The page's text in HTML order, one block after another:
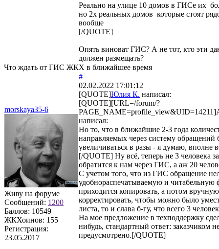
Реально на улице 10 домов в ГИСе их
но 2х реальных домов которые стоят
вообще
[/QUOTE]
Опять виноват ГИС? А не тот, кто эти
должен размещать?
Что ждать от ГИС ЖКХ в ближайшее время
morskaya35-6
Живу на форуме
Сообщений: 1200
Баллов: 10549
ЖКХоинов: 155
Регистрация:
23.05.2017
#
02.02.2022 17:01:12
[QUOTE]Юлия К. написал:
[QUOTE][URL=/forum/?
написал:
Но то, что в ближайшие 2-3 года
направляемых через систему обращений
увеличиваться в разы - я думаю, вполне
[/QUOTE] Ну всё, теперь не 3 человека
обратится к нам через ГИС, а аж 20
С учетом того, что из ГИС обращение
удобнораспечатываемую и читабельную
приходится копировать, а потом вручную
корректировать, чтобы можно было
листа, то и слава б-гу, что всего 3
На мое предложение в техподдержку
нибудь, стандартный ответ: заказчиком
предусмотрено.[/QUOTE]